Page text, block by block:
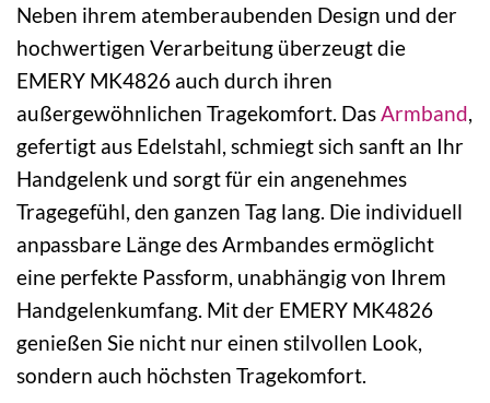
Neben ihrem atemberaubenden Design und der
hochwertigen Verarbeitung überzeugt die
EMERY MK4826 auch durch ihren
außergewöhnlichen Tragekomfort. DasArmband,
gefertigt aus Edelstahl, schmiegt sich sanft an Ihr
Handgelenk und sorgt für ein angenehmes
Tragegefühl, den ganzen Tag lang. Die individuell
anpassbare Länge des Armbandes ermöglicht
eine perfekte Passform, unabhängig von Ihrem
Handgelenkumfang. Mit der EMERY MK4826
genießen Sie nicht nur einen stilvollen Look,
sondern auch höchsten Tragekomfort.